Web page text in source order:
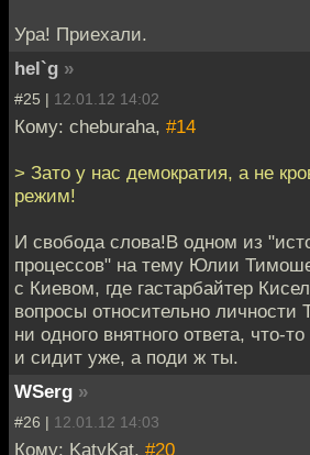
Ура! Приехали.
hel`g »
#25 | 12.01.12 14:02
Кому: cheburaha, #14
> Зато у нас демократия, а не
режим!
И свобода слова!В одном из
процессов" на тему Юлии
с Киевом, где гастарбайтер
вопросы относительно личности
ни одного внятного ответа, что-
и сидит уже, а поди ж ты.
WSerg »
#26 | 12.01.12 14:03
Кому: KatyKat, #20